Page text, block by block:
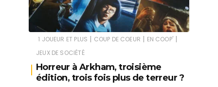
1 JOUEUR ET PLUS | COUP DE COEUR | EN COOP' |
JEUX DE SOCIÉTÉ
Horreur à Arkham, troisième
édition, trois fois plus de terreur ?